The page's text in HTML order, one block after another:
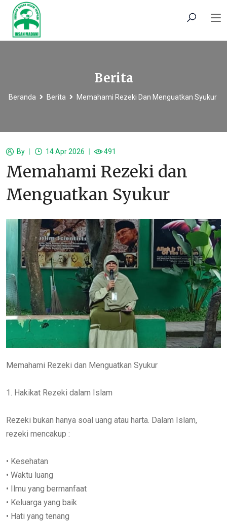
Berita
Beranda Berita Memahami Rezeki Dan Menguatkan Syukur
By 14 Apr 2026 491
Memahami Rezeki dan
Menguatkan Syukur
Memahami Rezeki dan Menguatkan Syukur
1. Hakikat Rezeki dalam Islam
Rezeki bukan hanya soal uang atau harta. Dalam Islam,
rezeki mencakup :
• Kesehatan
• Waktu luang
• Ilmu yang bermanfaat
• Keluarga yang baik
• Hati yang tenang